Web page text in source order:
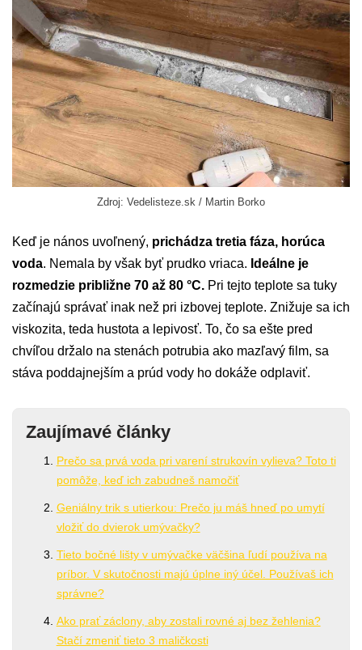
Zdroj: Vedelisteze.sk / Martin Borko
Keď je nános uvoľnený, prichádza tretia fáza, horúca
voda. Nemala by však byť prudko vriaca. Ideálne je
rozmedzie približne 70 až 80 °C. Pri tejto teplote sa tuky
začínajú správať inak než pri izbovej teplote. Znižuje sa ich
viskozita, teda hustota a lepivosť. To, čo sa ešte pred
chvíľou držalo na stenách potrubia ako mazľavý film, sa
stáva poddajnejším a prúd vody ho dokáže odplaviť.
Zaujímavé články
Prečo sa prvá voda pri varení strukovín vylieva? Toto ti
pomôže, keď ich zabudneš namočiť
Geniálny trik s utierkou: Prečo ju máš hneď po umytí
vložiť do dvierok umývačky?
Tieto bočné lišty v umývačke väčšina ľudí používa na
príbor. V skutočnosti majú úplne iný účel. Používaš ich
správne?
Ako prať záclony, aby zostali rovné aj bez žehlenia?
Stačí zmeniť tieto 3 maličkosti